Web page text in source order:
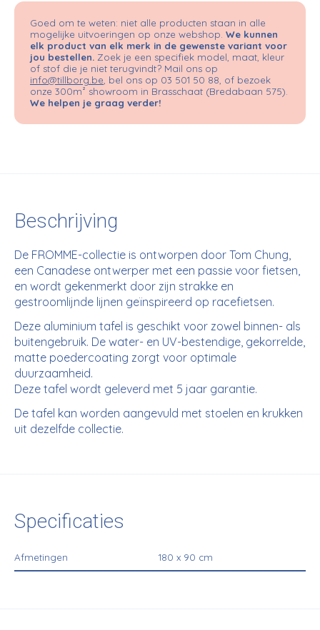
Goed om te weten: niet alle producten staan in alle
mogelijke uitvoeringen op onze webshop. We kunnen
elk product van elk merk in de gewenste variant voor
jou bestellen. Zoek je een specifiek model, maat, kleur
of stof die je niet terugvindt? Mail ons op
info@tillborg.be , bel ons op 03 501 50 88, of bezoek
onze 300m² showroom in Brasschaat (Bredabaan 575).
We helpen je graag verder!
Beschrijving
De FROMME-collectie is ontworpen door Tom Chung,
een Canadese ontwerper met een passie voor fietsen,
en wordt gekenmerkt door zijn strakke en
gestroomlijnde lijnen geïnspireerd op racefietsen.
Deze aluminium tafel is geschikt voor zowel binnen- als
buitengebruik. De water- en UV-bestendige, gekorrelde,
matte poedercoating zorgt voor optimale
duurzaamheid.
Deze tafel wordt geleverd met 5 jaar garantie.
De tafel kan worden aangevuld met stoelen en krukken
uit dezelfde collectie.
Specificaties
Afmetingen 180 x 90 cm